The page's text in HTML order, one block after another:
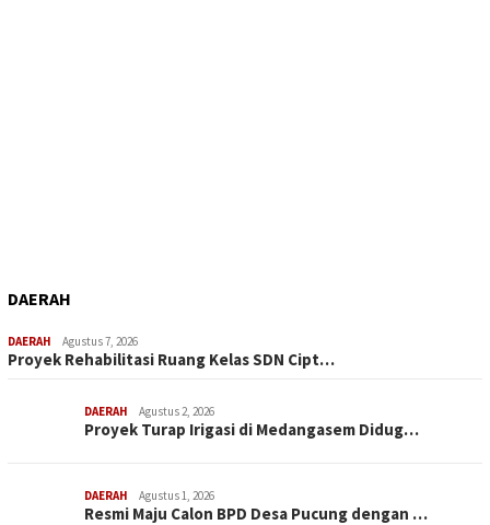
DAERAH
DAERAH Agustus 7, 2026
Proyek Rehabilitasi Ruang Kelas SDN Cipt…
DAERAH Agustus 2, 2026
Proyek Turap Irigasi di Medangasem Didug…
DAERAH Agustus 1, 2026
Resmi Maju Calon BPD Desa Pucung dengan …